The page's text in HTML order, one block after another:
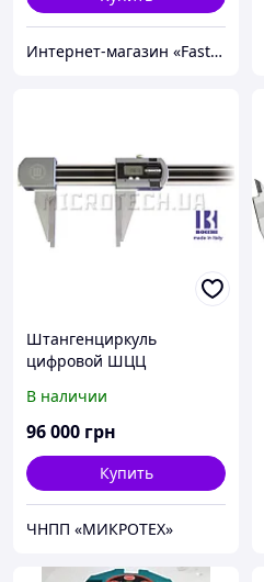
Интернет-магазин «FastShop»
Штангенциркуль
цифровой ШЦЦ
(Италия) облегченный
В наличии
96 000 грн
Купить
ЧНПП «МИКРОТЕХ»